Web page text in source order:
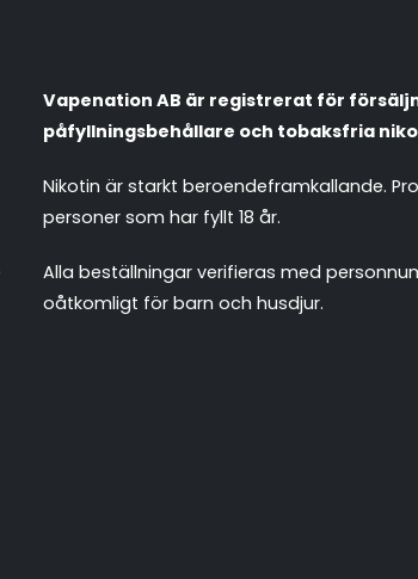
Vapenation AB är registrerat för
påfyllningsbehållare och tobaksfria
Nikotin är starkt beroendeframkallande.
personer som har fyllt 18 år.
Alla beställningar verifieras med
oåtkomligt för barn och husdjur.